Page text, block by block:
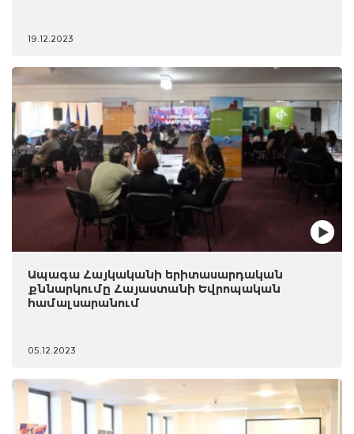
19.12.2023
Ապագա Հայկականի երիտասարդական
քննարկումը Հայաստանի Եվրոպական
համալսարանում
05.12.2023